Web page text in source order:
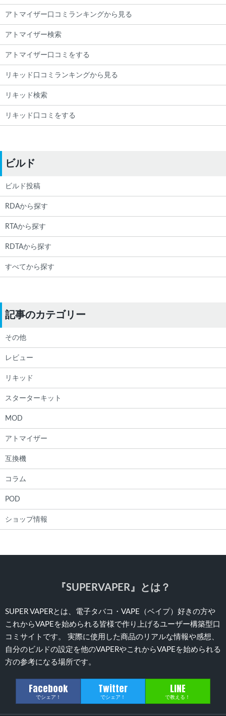
アトマイザー口コミランキングから見る
アトマイザー検索
アトマイザー口コミをする
リキッド口コミランキングから見る
リキッド検索
リキッド口コミをする
ビルド
ビルド投稿
RDAから探す
RTAから探す
RDTAから探す
すべてから探す
記事のカテゴリー
その他
レビュー
リキッド
スターターキット
MOD
アトマイザー
互換機
コラム
POD
ショップ情報
『SUPERVAPER』とは？
SUPER VAPERとは、電子タバコ・VAPE（ベイプ）好きの方や
これからVAPEを始められる皆様で作り上げるユーザー構築型口
コミサイトです。 実際に使用した商品のリアルな情報や感想、
自分のビルドの設定を他のVAPERやこれからVAPEを始められる
方の参考になる場所です。
Facebook
でシェア！
Twitter
でシェア！
LINE
で教える！